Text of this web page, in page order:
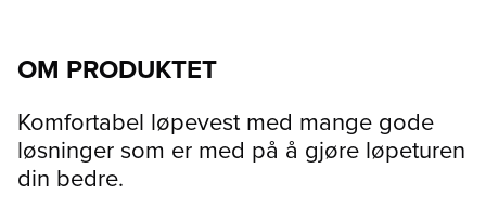
OM PRODUKTET
Komfortabel løpevest med mange gode
løsninger som er med på å gjøre løpeturen
din bedre.